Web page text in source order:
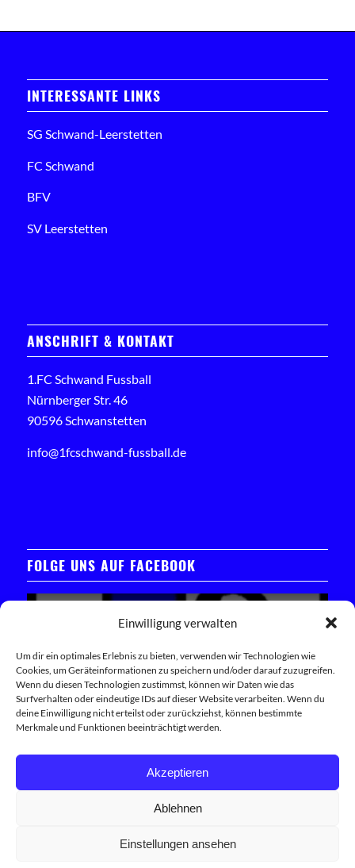
Einwilligung verwalten
Um dir ein optimales Erlebnis zu bieten, verwenden wir Technologien wie
Cookies, um Geräteinformationen zu speichern und/oder darauf zuzugreifen.
Wenn du diesen Technologien zustimmst, können wir Daten wie das
Surfverhalten oder eindeutige IDs auf dieser Website verarbeiten. Wenn du
deine Einwilligung nicht erteilst oder zurückziehst, können bestimmte
Merkmale und Funktionen beeinträchtigt werden.
Akzeptieren
Ablehnen
Einstellungen ansehen
INTERESSANTE LINKS
SG Schwand-Leerstetten
FC Schwand
BFV
SV Leerstetten
ANSCHRIFT & KONTAKT
1.FC Schwand Fussball
Nürnberger Str. 46
90596 Schwanstetten
info@1fcschwand-fussball.de
FOLGE UNS AUF FACEBOOK
Klicken Sie hier, um das Facebook-Widget zu laden
Trete unserer Facebook-Community bei
© Copyright 2026 - 1.FC Schwand Built with ♥ byInternetagentur Innovie